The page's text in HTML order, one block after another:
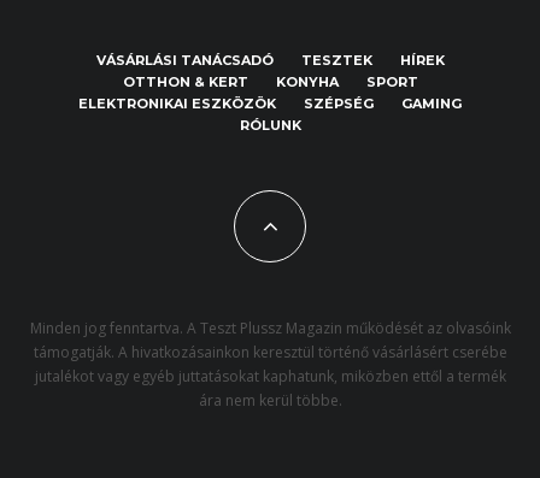
VÁSÁRLÁSI TANÁCSADÓ TESZTEK
HÍREK
OTTHON & KERT
KONYHA
SPORT
ELEKTRONIKAI ESZKÖZÖK
SZÉPSÉG
GAMING
RÓLUNK
Minden jog fenntartva. A Teszt Plussz Magazin működését az olvasóink
támogatják. A hivatkozásainkon keresztül történő vásárlásért cserébe
jutalékot vagy egyéb juttatásokat kaphatunk, miközben ettől a termék
ára nem kerül többe.